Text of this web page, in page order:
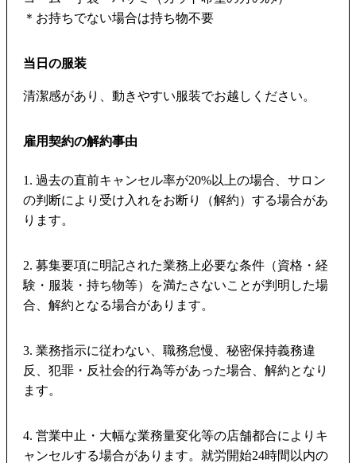
＊お持ちでない場合は持ち物不要
当日の服装
清潔感があり、動きやすい服装でお越しください。
雇用契約の解約事由
1. 過去の直前キャンセル率が20%以上の場合、サロン
の判断により受け入れをお断り（解約）する場合があ
ります。
2. 募集要項に明記された業務上必要な条件（資格・経
験・服装・持ち物等）を満たさないことが判明した場
合、解約となる場合があります。
3. 業務指示に従わない、職務怠慢、秘密保持義務違
反、犯罪・反社会的行為等があった場合、解約となり
ます。
4. 営業中止・大幅な業務量変化等の店舗都合によりキ
ャンセルする場合があります。就労開始24時間以内の